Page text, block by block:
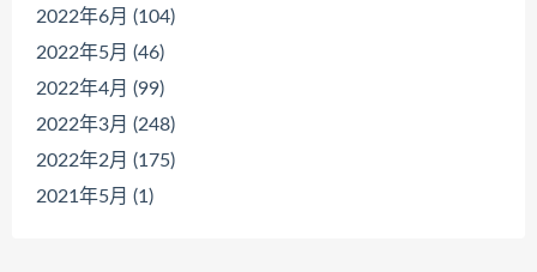
2022年6月 (104)
2022年5月 (46)
2022年4月 (99)
2022年3月 (248)
2022年2月 (175)
2021年5月 (1)